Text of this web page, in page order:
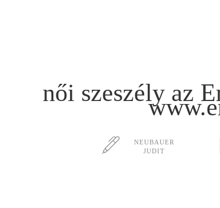
női szeszély az
NEUBAUER
JUDIT